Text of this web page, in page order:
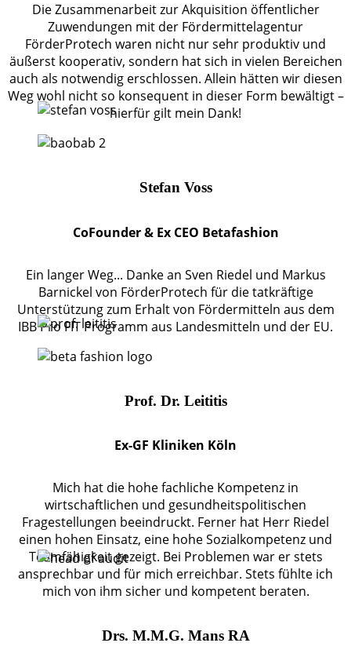
Die Zusammenarbeit zur Akquisition öffentlicher
Zuwendungen mit der Fördermittelagentur
FörderProtech waren nicht nur sehr produktiv und
äußerst kooperativ, sondern hat sich in vielen Bereichen
auch als notwendig erschlossen. Allein hätten wir diesen
Weg wohl nicht so konsequent in dieser Form bewältigt –
hierfür gilt mein Dank!
Stefan Voss
CoFounder & Ex CEO Betafashion
Ein langer Weg... Danke an Sven Riedel und Markus
Barnickel von FörderProtech für die tatkräftige
Unterstützung zum Erhalt von Fördermitteln aus dem
IBB Pro FIT Programm aus Landesmitteln und der EU.
Prof. Dr. Leititis
Ex-GF Kliniken Köln
Mich hat die hohe fachliche Kompetenz in
wirtschaftlichen und gesundheitspolitischen
Fragestellungen beeindruckt. Ferner hat Herr Riedel
einen hohen Einsatz, eine hohe Sozialkompetenz und
Teamfähigkeit gezeigt. Bei Problemen war er stets
ansprechbar und für mich erreichbar. Stets fühlte ich
mich von ihm sicher und kompetent beraten.
Drs. M.M.G. Mans RA